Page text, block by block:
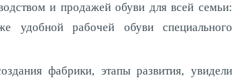
и продажей обуви для всей семьи:
удобной рабочей обуви специального
фабрики, этапы развития, увидели